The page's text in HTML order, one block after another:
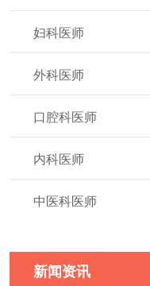
妇科医师
外科医师
口腔科医师
内科医师
中医科医师
新闻资讯